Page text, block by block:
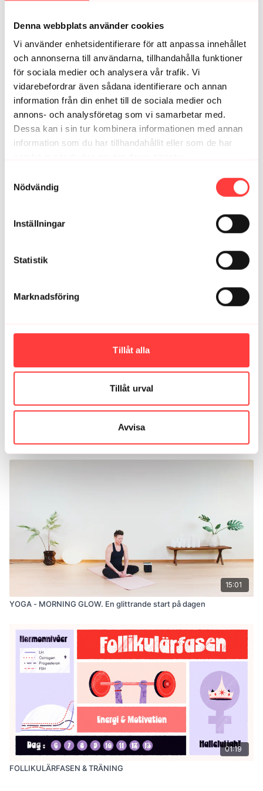
Denna webbplats använder cookies
Vi använder enhetsidentifierare för att anpassa innehållet
och annonserna till användarna, tillhandahålla funktioner
för sociala medier och analysera vår trafik. Vi
vidarebefordrar även sådana identifierare och annan
information från din enhet till de sociala medier och
annons- och analysföretag som vi samarbetar med.
Dessa kan i sin tur kombinera informationen med annan
information som du har tillhandahållit eller som de har
Nödvändig
Inställningar
Statistik
Marknadsföring
Tillåt alla
Tillåt urval
Avvisa
Ett fantastiskt sätt att starta dagen på! Tack!
Relaterade videor
43:38
15:01
YOGA - MORNING GLOW. En glittrande start på dagen
01:19
FOLLIKULÄRFASEN & TRÄNING